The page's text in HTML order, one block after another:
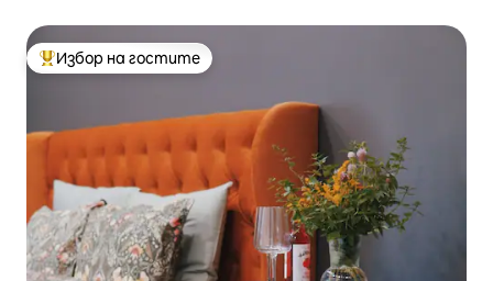
Най-популярен избор на гостите
Избор на гостите